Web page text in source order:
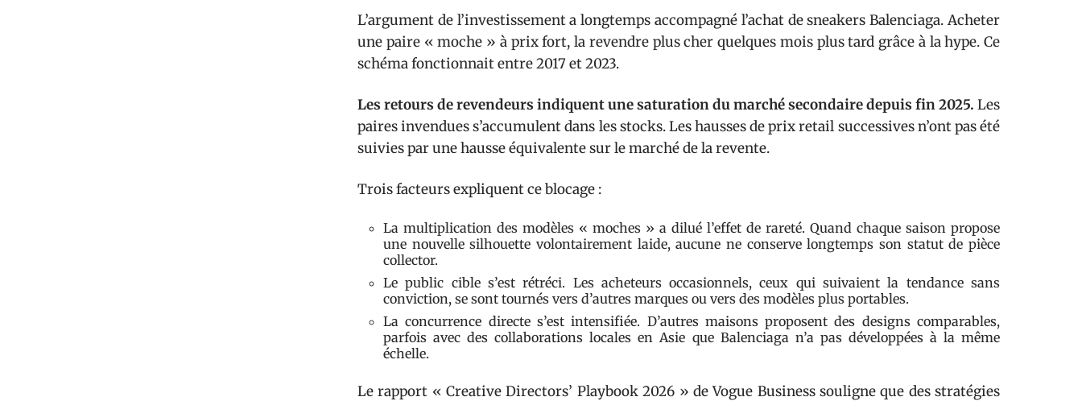
L’argument de l’investissement a longtemps accompagné l’achat de sneakers Balenciaga. Acheter
une paire « moche » à prix fort, la revendre plus cher quelques mois plus tard grâce à la hype. Ce
schéma fonctionnait entre 2017 et 2023.
Les retours de revendeurs indiquent une saturation du marché secondaire depuis fin 2025. Les
paires invendues s’accumulent dans les stocks. Les hausses de prix retail successives n’ont pas été
suivies par une hausse équivalente sur le marché de la revente.
Trois facteurs expliquent ce blocage :
La multiplication des modèles « moches » a dilué l’effet de rareté. Quand chaque saison propose
une nouvelle silhouette volontairement laide, aucune ne conserve longtemps son statut de pièce
collector.
Le public cible s’est rétréci. Les acheteurs occasionnels, ceux qui suivaient la tendance sans
conviction, se sont tournés vers d’autres marques ou vers des modèles plus portables.
La concurrence directe s’est intensifiée. D’autres maisons proposent des designs comparables,
parfois avec des collaborations locales en Asie que Balenciaga n’a pas développées à la même
échelle.
Le rapport « Creative Directors’ Playbook 2026 » de Vogue Business souligne que des stratégies